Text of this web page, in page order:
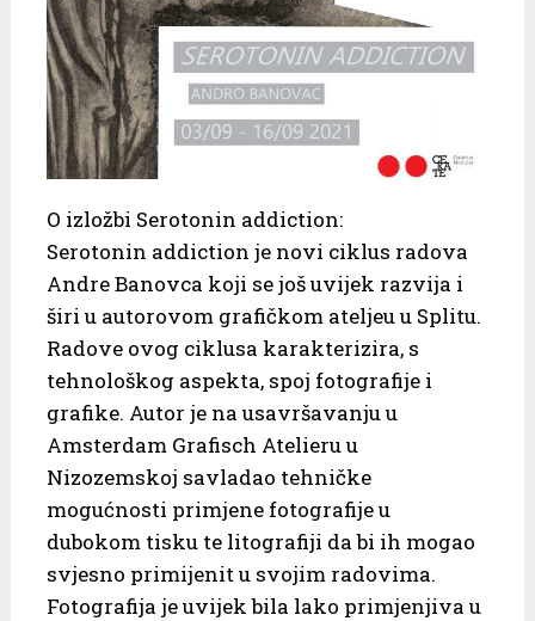
O izložbi Serotonin addiction:
Serotonin addiction je novi ciklus radova
Andre Banovca koji se još uvijek razvija i
širi u autorovom grafičkom ateljeu u Splitu.
Radove ovog ciklusa karakterizira, s
tehnološkog aspekta, spoj fotografije i
grafike. Autor je na usavršavanju u
Amsterdam Grafisch Atelieru u
Nizozemskoj savladao tehničke
mogućnosti primjene fotografije u
dubokom tisku te litografiji da bi ih mogao
svjesno primijenit u svojim radovima.
Fotografija je uvijek bila lako primjenjiva u